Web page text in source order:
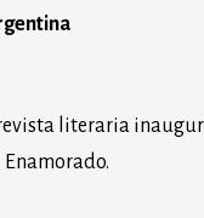
literaria
Enamorado.